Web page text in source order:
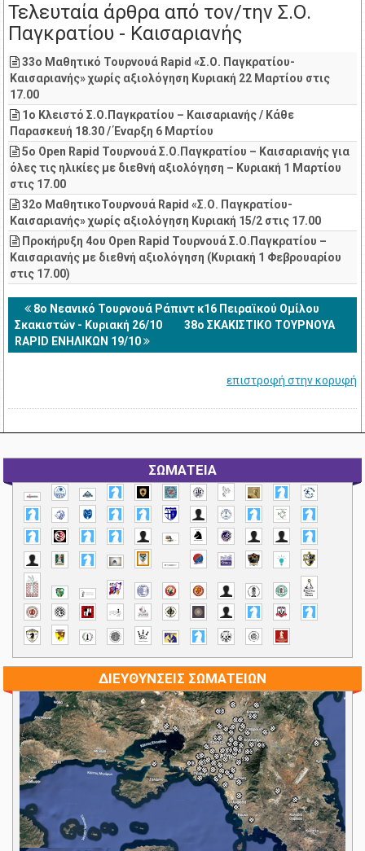
Τελευταία άρθρα από τον/την Σ.Ο.
Παγκρατίου - Καισαριανής
33ο Μαθητικό Τουρνουά Rapid «Σ.Ο. Παγκρατίου-
Καισαριανής» χωρίς αξιολόγηση Κυριακή 22 Μαρτίου στις
17.00
1ο Κλειστό Σ.Ο.Παγκρατίου – Καισαριανής / Κάθε
Παρασκευή 18.30 / Έναρξη 6 Μαρτίου
5ο Open Rapid Τουρνουά Σ.Ο.Παγκρατίου – Καισαριανής για
όλες τις ηλικίες με διεθνή αξιολόγηση – Κυριακή 1 Μαρτίου
στις 17.00
32ο ΜαθητικοΤουρνουά Rapid «Σ.Ο. Παγκρατίου-
Καισαριανής» χωρίς αξιολόγηση Κυριακή 15/2 στις 17.00
Προκήρυξη 4ου Open Rapid Τουρνουά Σ.Ο.Παγκρατίου –
Καισαριανής με διεθνή αξιολόγηση (Κυριακή 1 Φεβρουαρίου
στις 17.00)
8ο Νεανικό Τουρνουά Ράπιντ κ16 Πειραϊκού Ομίλου
Σκακιστών - Κυριακή 26/10
38o ΣΚΑΚΙΣΤΙΚΟ ΤΟΥΡΝΟΥΑ
RAPID ΕΝΗΛΙΚΩΝ 19/10
επιστροφή στην κορυφή
ΣΩΜΑΤΕΙΑ
ΔΙΕΥΘΥΝΣΕΙΣ ΣΩΜΑΤΕΙΩΝ